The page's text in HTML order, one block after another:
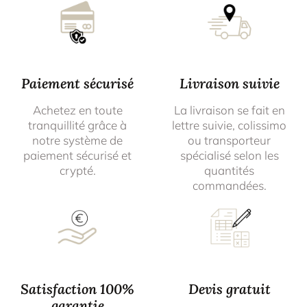
Paiement sécurisé
Achetez en toute
tranquillité grâce à
notre système de
paiement sécurisé et
crypté.
Livraison suivie
La livraison se fait en
lettre suivie, colissimo
ou transporteur
spécialisé selon les
quantités
commandées.
Satisfaction 100%
Devis gratuit